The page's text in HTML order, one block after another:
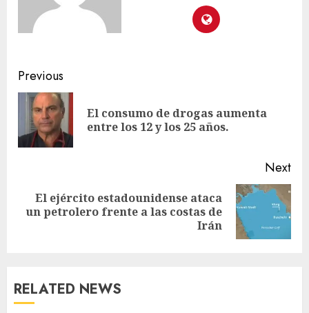
Previous
El consumo de drogas aumenta
entre los 12 y los 25 años.
Next
El ejército estadounidense ataca
un petrolero frente a las costas de
Irán
RELATED NEWS